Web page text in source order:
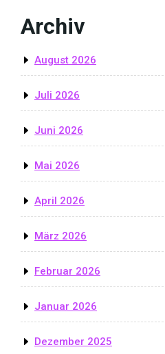
Archiv
August 2026
Juli 2026
Juni 2026
Mai 2026
April 2026
März 2026
Februar 2026
Januar 2026
Dezember 2025